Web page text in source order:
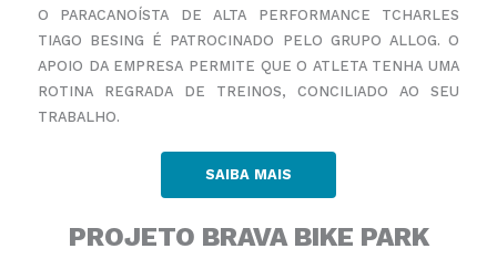
O PARACANOÍSTA DE ALTA PERFORMANCE TCHARLES
TIAGO BESING É PATROCINADO PELO GRUPO ALLOG. O
APOIO DA EMPRESA PERMITE QUE O ATLETA TENHA UMA
ROTINA REGRADA DE TREINOS, CONCILIADO AO SEU
TRABALHO.
SAIBA MAIS
PROJETO BRAVA BIKE PARK